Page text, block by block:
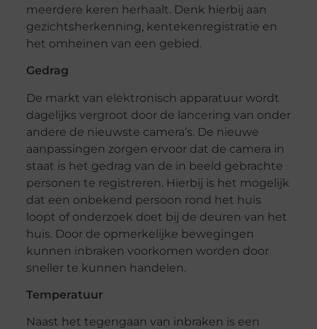
meerdere keren herhaalt. Denk hierbij aan
gezichtsherkenning, kentekenregistratie en
het omheinen van een gebied.
Gedrag
De markt van elektronisch apparatuur wordt
dagelijks vergroot door de lancering van onder
andere de nieuwste camera’s. De nieuwe
aanpassingen zorgen ervoor dat de camera in
staat is het gedrag van de in beeld gebrachte
personen te registreren. Hierbij is het mogelijk
dat een onbekend persoon rond het huis
loopt of onderzoek doet bij de deuren van het
huis. Door de opmerkelijke bewegingen
kunnen inbraken voorkomen worden door
sneller te kunnen handelen.
Temperatuur
Naast het tegengaan van inbraken is een